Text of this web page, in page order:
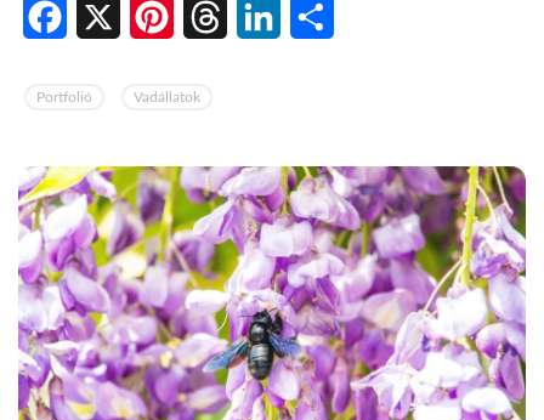
Facebook PinterestThreads LinkedIn
Portfolió Vadállatok